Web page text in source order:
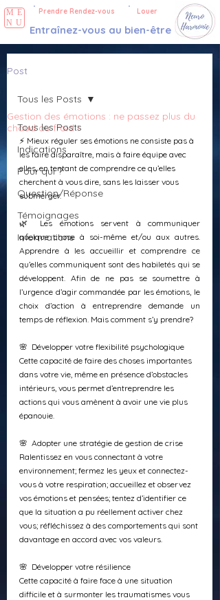
Prendre Rendez-vous
Entraînez-vous au bien-être
Louer
ME
NU
Post
Tous les Posts
Indications
Pour qui ?
Question/Réponse
Témoignages
Informations
Tous les Posts
Gestion des émotions : ne passez plus du
chaud au froid !
⚡ Mieux réguler ses émotions ne consiste pas à
les faire disparaître, mais à faire équipe avec
elles, en tentant de comprendre ce qu’elles
cherchent à vous dire, sans les laisser vous
submerger.
🌿 Les émotions servent à communiquer
quelque chose à soi-même et/ou aux autres.
Apprendre à les accueillir et comprendre ce
qu’elles communiquent sont des habiletés qui se
développent. Afin de ne pas se soumettre à
l’urgence d’agir commandée par les émotions, le
choix d’action à entreprendre demande un
temps de réflexion. Mais comment s’y prendre?
🌸  Développer votre flexibilité psychologique
Cette capacité de faire des choses importantes
dans votre vie, même en présence d’obstacles
intérieurs, vous permet d’entreprendre les
actions qui vous amènent à avoir une vie plus
épanouie.
🌸  Adopter une stratégie de gestion de crise
Ralentissez en vous connectant à votre
environnement; fermez les yeux et connectez-
vous à votre respiration; accueillez et observez
vos émotions et pensées; tentez d’identifier ce
que la situation a pu réellement activer chez
vous; réfléchissez à des comportements qui sont
davantage en accord avec vos valeurs.
🌸  Développer votre résilience
Cette capacité à faire face à une situation
difficile et à surmonter les traumatismes vous